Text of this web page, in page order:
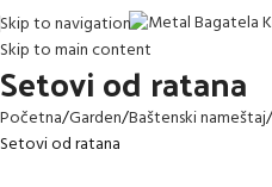
Skip to navigation
Skip to main content
Setovi od ratana
Početna Garden Baštenski nameštaj
Setovi od ratana